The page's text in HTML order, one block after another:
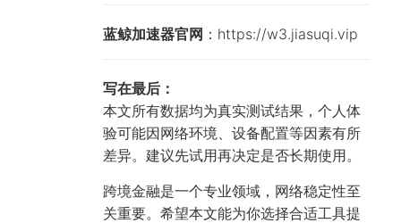
蓝鲸加速器官网 ：https://w3.jiasuqi.vip
写在最后：
本文所有数据均为真实测试结果，个人体
验可能因网络环境、设备配置等因素有所
差异。建议先试用再决定是否长期使用。
跨境金融是一个专业领域，网络稳定性至
关重要。希望本文能为你选择合适工具提